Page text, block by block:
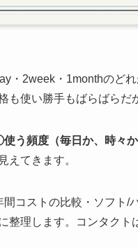
・2week・1monthのど
も使い勝手もばらばらだ
う頻度（毎日か、時々
えてきます。
コストの比較・ソフト
整理します。コンタク